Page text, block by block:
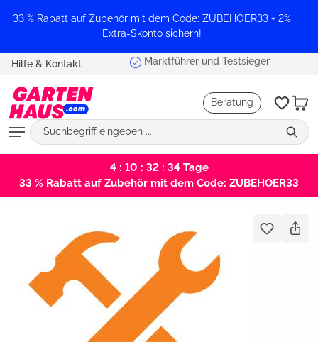
springen
33 % Rabatt auf Zubehör mit dem Code: ZUBEHOER33 + 2%
Extra-Skonto sichern!
Hilfe & Kontakt Marktführer und Testsieger
Beratung
4 : 10 : 32 : 34Tage
33 % Rabatt auf Zubehör mit dem Code: ZUBEHOER33